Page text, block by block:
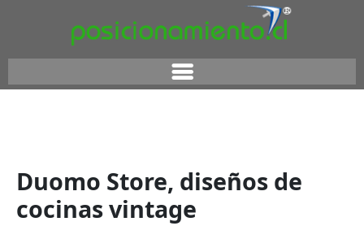
Duomo Store, diseños de
cocinas vintage